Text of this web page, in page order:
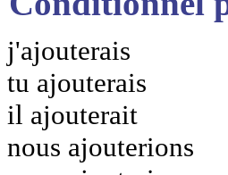
j'ajouterais
tu ajouterais
il ajouterait
nous ajouterions